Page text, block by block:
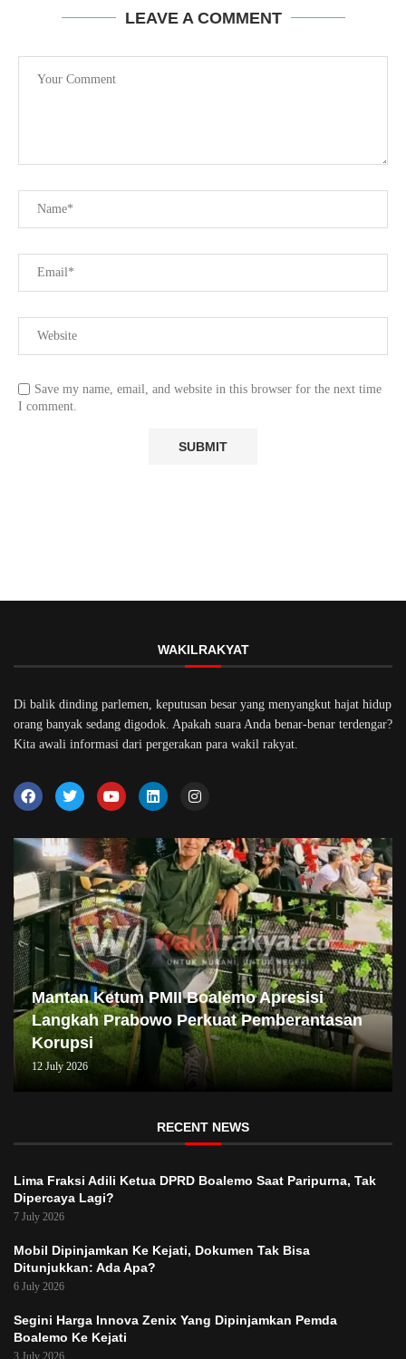
LEAVE A COMMENT
Save my name, email, and website in this browser for the next time
I comment.
WAKILRAKYAT
Di balik dinding parlemen, keputusan besar yang menyangkut hajat hidup
orang banyak sedang digodok. Apakah suara Anda benar-benar terdengar?
Kita awali informasi dari pergerakan para wakil rakyat.
Mantan Ketum PMII Boalemo Apresisi
Langkah Prabowo Perkuat Pemberantasan
Korupsi
12 July 2026
RECENT NEWS
Lima Fraksi Adili Ketua DPRD Boalemo Saat Paripurna, Tak
Dipercaya Lagi?
7 July 2026
Mobil Dipinjamkan Ke Kejati, Dokumen Tak Bisa
Ditunjukkan: Ada Apa?
6 July 2026
Segini Harga Innova Zenix Yang Dipinjamkan Pemda
Boalemo Ke Kejati
3 July 2026